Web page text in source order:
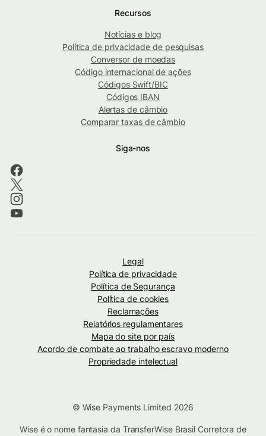
Recursos
Notícias e blog
Política de privacidade de pesquisas
Conversor de moedas
Código internacional de ações
Códigos Swift/BIC
Códigos IBAN
Alertas de câmbio
Comparar taxas de câmbio
Siga-nos
Legal
Política de privacidade
Política de Segurança
Política de cookies
Reclamações
Relatórios regulamentares
Mapa do site por país
Acordo de combate ao trabalho escravo moderno
Propriedade intelectual
© Wise Payments Limited 2026
Wise é o nome fantasia da TransferWise Brasil Corretora de